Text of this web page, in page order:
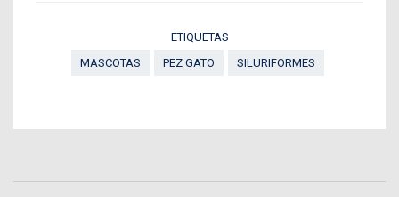
ETIQUETAS
MASCOTAS
PEZ GATO SILURIFORMES